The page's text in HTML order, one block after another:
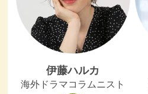
伊藤ハルカ
海外ドラマコラムニスト